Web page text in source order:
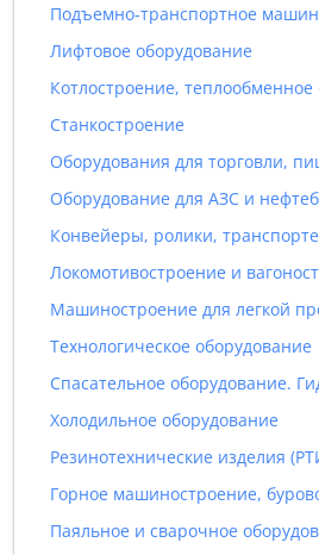
Подъемно-транспортное
Лифтовое оборудование
Котлостроение, теплообменное
Станкостроение
Оборудование для АЗС и
Конвейеры, ролики,
Локомотивостроение и
Машиностроение для легкой
Технологическое оборудование
Холодильное оборудование
Резинотехнические изделия
Горное машиностроение,
Паяльное и сварочное